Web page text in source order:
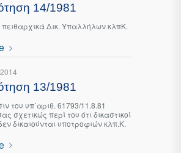
14/1981
πειθαρχικά Δικ. Υπαλλήλων κλπΚ.
13/1981
του υπ΄αριθ. 61793/11.8.81
σχετικώς περί του ότι δικαστικοί
δικαιούνται υποτροφιών κλπ.Κ.